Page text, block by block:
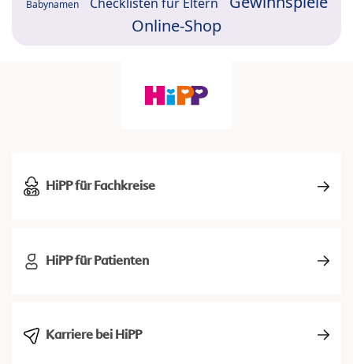
Babynamen Checklisten für Eltern
Online-Shop
HiPP für Fachkreise
HiPP für Patienten
Karriere bei HiPP